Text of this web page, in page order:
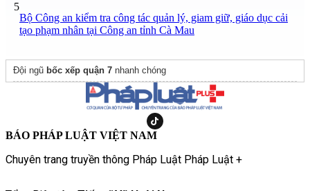
5
Bộ Công an kiểm tra công tác quản lý, giam giữ, giáo dục cải
tạo phạm nhân tại Công an tỉnh Cà Mau
Đội ngũ bốc xếp quận 7 nhanh chóng
BÁO PHÁP LUẬT VIỆT NAM
Chuyên trang truyền thông Pháp Luật Pháp Luật +